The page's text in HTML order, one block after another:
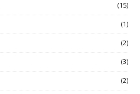
(15)
(1)
(2)
(3)
(2)